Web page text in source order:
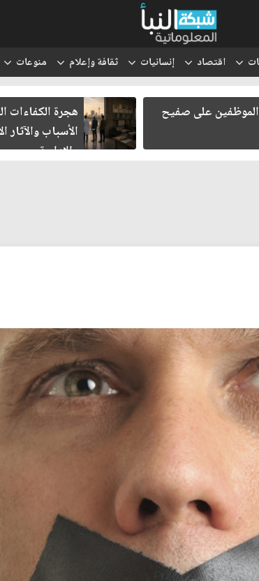
اقتصاد إنسانيات ثقافة وإعلام منوعات
على صفيح
هجرة الكفاءات
الأسباب والآثار
والإدارية